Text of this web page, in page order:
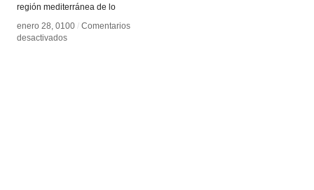
región mediterránea de lo
enero 28, 0100 / Comentarios
desactivadosen
enero 28, 0100 / Comentarios
desactivadosen